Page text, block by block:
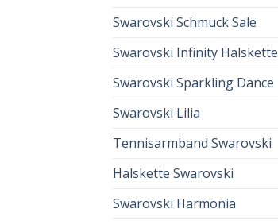
Swarovski Schmuck Sale
Swarovski Infinity Halskette
Swarovski Sparkling Dance
Swarovski Lilia
Tennisarmband Swarovski
Halskette Swarovski
Swarovski Harmonia